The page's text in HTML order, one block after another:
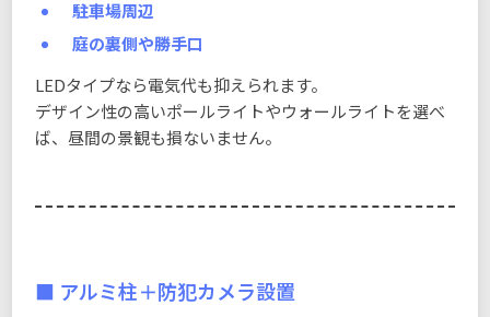
駐車場周辺
庭の裏側や勝手口
LEDタイプなら電気代も抑えられます。
デザイン性の高いポールライトやウォールライトを選べ
ば、昼間の景観も損ないません。
■ アルミ柱＋防犯カメラ設置